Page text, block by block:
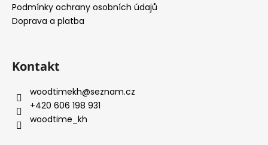
Podmínky ochrany osobních údajů
Doprava a platba
Kontakt
woodtimekh@seznam.cz
+420 606 198 931
woodtime_kh